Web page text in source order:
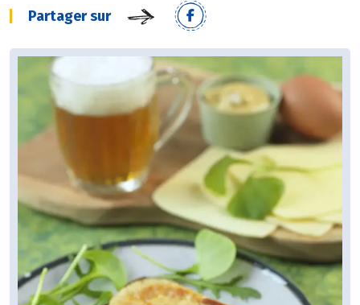
Partager sur